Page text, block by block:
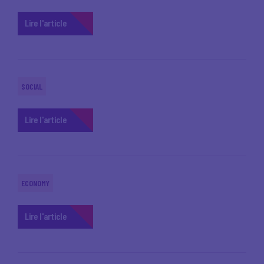
Lire l'article
SOCIAL
Lire l'article
ECONOMY
Lire l'article